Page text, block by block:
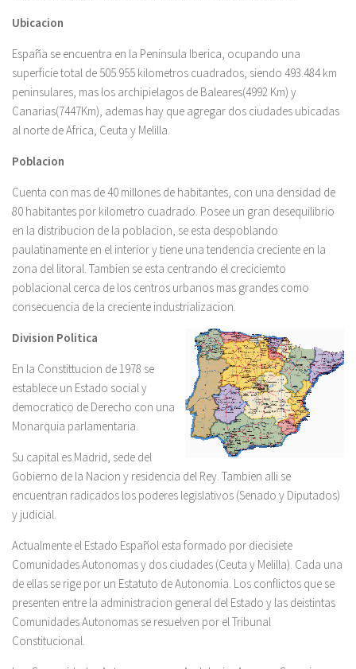
Ubicacion
España se encuentra en la Peninsula Iberica, ocupando una
superficie total de 505.955 kilometros cuadrados, siendo 493.484 km
peninsulares, mas los archipielagos de Baleares(4992 Km) y
Canarias(7447Km), ademas hay que agregar dos ciudades ubicadas
al norte de Africa, Ceuta y Melilla.
Poblacion
Cuenta con mas de 40 millones de habitantes, con una densidad de
80 habitantes por kilometro cuadrado. Posee un gran desequilibrio
en la distribucion de la poblacion, se esta despoblando
paulatinamente en el interior y tiene una tendencia creciente en la
zona del litoral. Tambien se esta centrando el creciciemto
poblacional cerca de los centros urbanos mas grandes como
consecuencia de la creciente industrializacion.
Division Politica
En la Constittucion de 1978 se
establece un Estado social y
democratico de Derecho con una
Monarquia parlamentaria.
Su capital es Madrid, sede del
Gobierno de la Nacion y residencia del Rey. Tambien alli se
encuentran radicados los poderes legislativos (Senado y Diputados)
y judicial.
Actualmente el Estado Español esta formado por diecisiete
Comunidades Autonomas y dos ciudades (Ceuta y Melilla). Cada una
de ellas se rige por un Estatuto de Autonomia. Los conflictos que se
presenten entre la administracion general del Estado y las deistintas
Comunidades Autonomas se resuelven por el Tribunal
Constitucional.